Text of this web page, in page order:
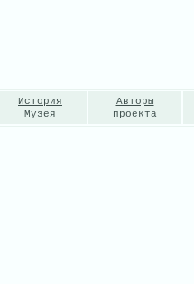
История
Музея
Авторы
проекта